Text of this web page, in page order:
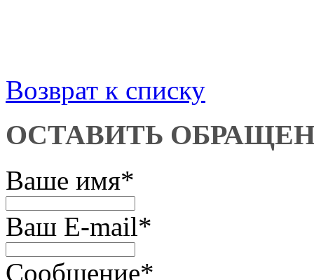
Возврат к списку
ОСТАВИТЬ
Ваше имя*
Ваш E-mail*
Сообщение*